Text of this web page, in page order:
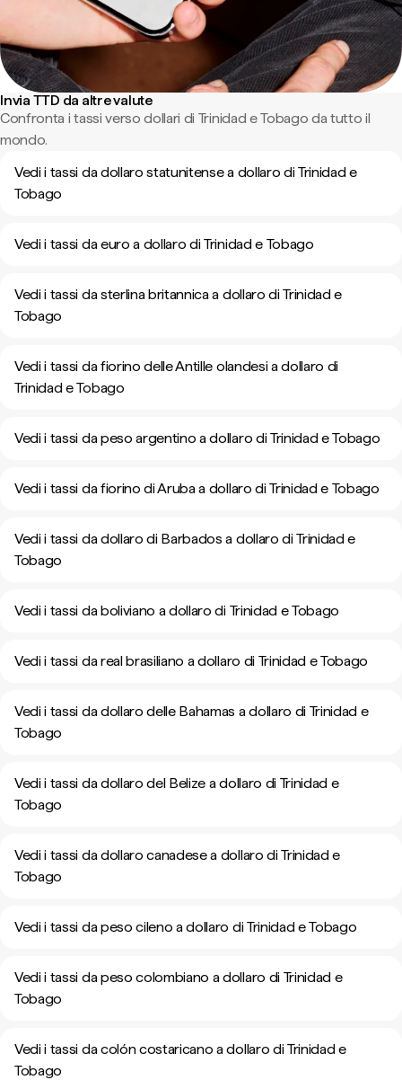
Invia TTD da altre valute
Confronta i tassi verso dollari di Trinidad e Tobago da tutto il
mondo.
Vedi i tassi da dollaro statunitense a dollaro di Trinidad e
Tobago
Vedi i tassi da euro a dollaro di Trinidad e Tobago
Vedi i tassi da sterlina britannica a dollaro di Trinidad e
Tobago
Vedi i tassi da fiorino delle Antille olandesi a dollaro di
Trinidad e Tobago
Vedi i tassi da peso argentino a dollaro di Trinidad e Tobago
Vedi i tassi da fiorino di Aruba a dollaro di Trinidad e Tobago
Vedi i tassi da dollaro di Barbados a dollaro di Trinidad e
Tobago
Vedi i tassi da boliviano a dollaro di Trinidad e Tobago
Vedi i tassi da real brasiliano a dollaro di Trinidad e Tobago
Vedi i tassi da dollaro delle Bahamas a dollaro di Trinidad e
Tobago
Vedi i tassi da dollaro del Belize a dollaro di Trinidad e
Tobago
Vedi i tassi da dollaro canadese a dollaro di Trinidad e
Tobago
Vedi i tassi da peso cileno a dollaro di Trinidad e Tobago
Vedi i tassi da peso colombiano a dollaro di Trinidad e
Tobago
Vedi i tassi da colón costaricano a dollaro di Trinidad e
Tobago